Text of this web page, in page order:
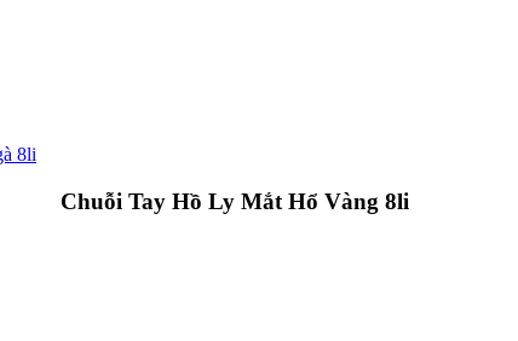
8li
Chuỗi Tay Hồ Ly Mắt Hổ Vàng 8li